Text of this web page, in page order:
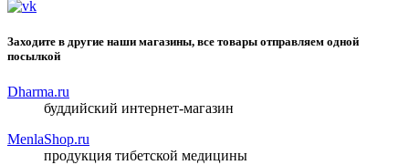
Заходите в другие наши магазины, все товары отправляем одной
посылкой
Dharma.ru
буддийский интернет-магазин
MenlaShop.ru
продукция тибетской медицины